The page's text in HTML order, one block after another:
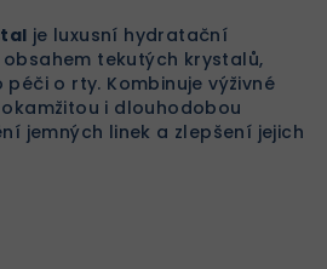
je luxusní hydratační
tekutých krystalů,
o rty. Kombinuje výživné
i dlouhodobou
jemných linek a zlepšení jejich